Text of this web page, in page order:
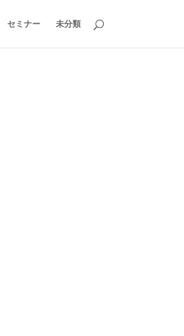
セミナー 未分類